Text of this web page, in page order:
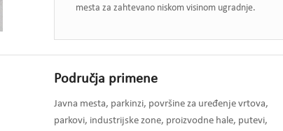
mesta za zahtevano niskom visinom ugradnje.
Područja primene
Javna mesta, parkinzi, površine za uređenje vrtova,
parkovi, industrijske zone, proizvodne hale, putevi,